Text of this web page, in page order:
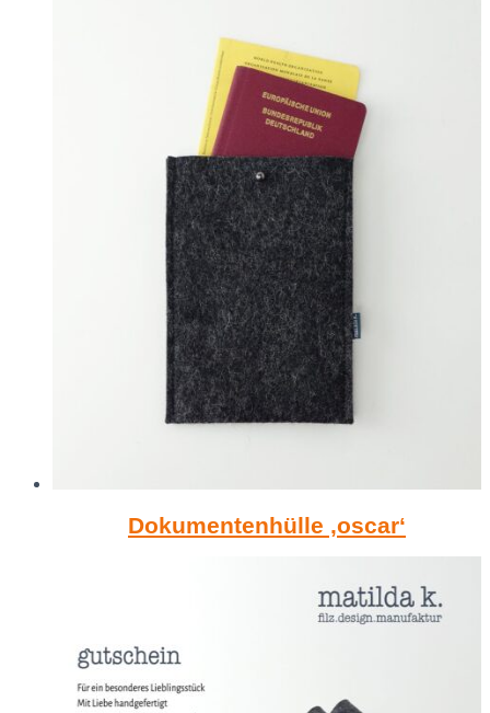
Dokumentenhülle ‚oscar‘